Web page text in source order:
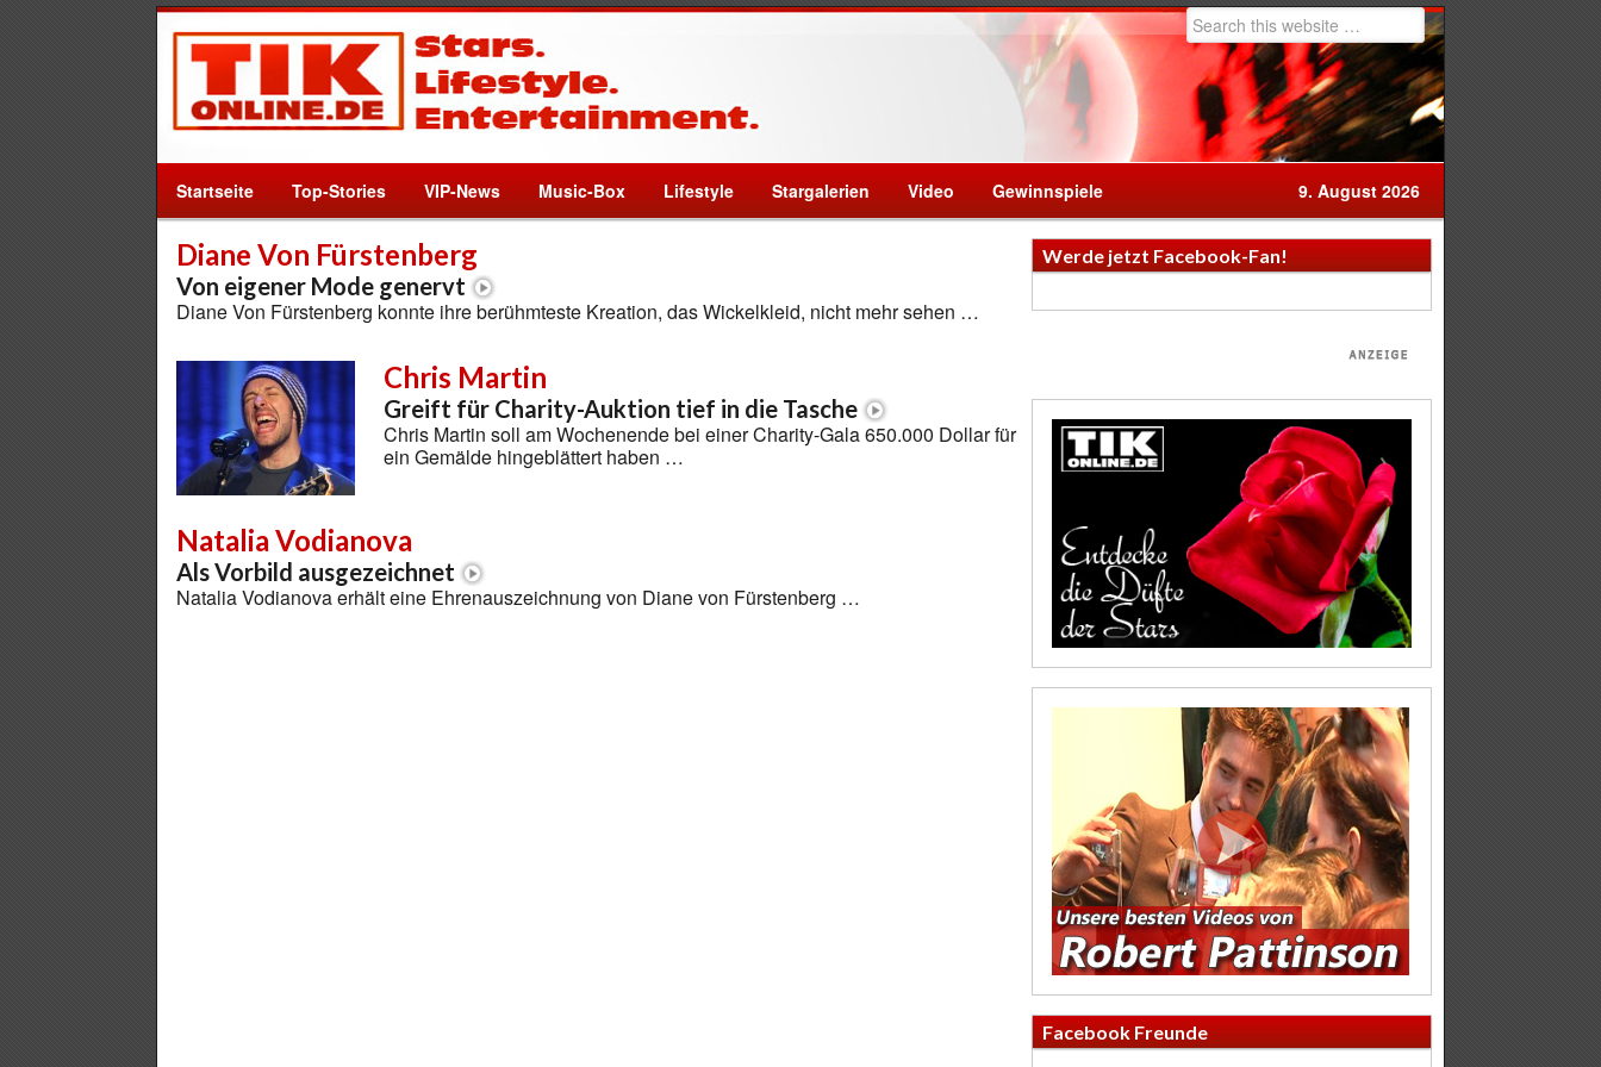
Startseite Top-Stories VIP-News Music-Box Lifestyle Stargalerien Video Gewinnspiele 9. August 2026
Diane Von Fürstenberg
Von eigener Mode genervt
Diane Von Fürstenberg konnte ihre berühmteste Kreation, das Wickelkleid, nicht mehr sehen …
Chris Martin
Greift für Charity-Auktion tief in die Tasche
Chris Martin soll am Wochenende bei einer Charity-Gala 650.000 Dollar für
ein Gemälde hingeblättert haben …
Natalia Vodianova
Als Vorbild ausgezeichnet
Natalia Vodianova erhält eine Ehrenauszeichnung von Diane von Fürstenberg …
Werde jetzt Facebook-Fan!
Facebook Freunde